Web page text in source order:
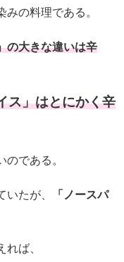
の料理である。
の大きな違いは辛
ス」はとにかく辛
である。
たが、
「ノースパ
れば、